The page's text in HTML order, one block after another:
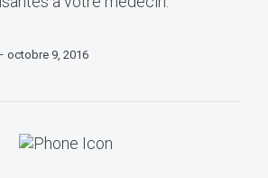
octobre 9, 2016